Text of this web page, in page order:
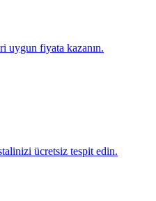
uygun fiyata kazanın.
ücretsiz tespit edin.